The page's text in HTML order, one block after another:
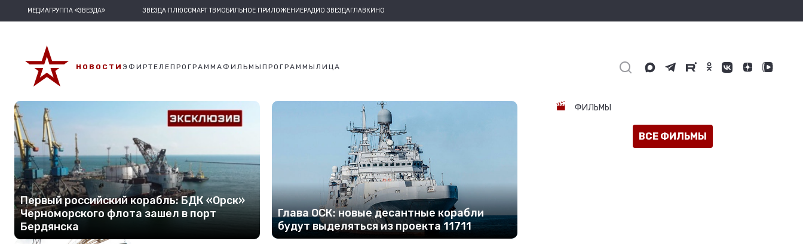
МЕДИАГРУППА «ЗВЕЗДА» ЗВЕЗДА ПЛЮССМАРТ ТВМОБИЛЬНОЕ ПРИЛОЖЕНИЕРАДИО ЗВЕЗДАГЛАВКИНО
НОВОСТИ ЭФИРТЕЛЕПРОГРАММАФИЛЬМЫ ПРОГРАММЫ ЛИЦА
Первый российский корабль: БДК «Орск»
Черноморского флота зашел в порт
Бердянска
Глава ОСК: новые десантные корабли
будут выделяться из проекта 11711
ФИЛЬМЫ
ВСЕ ФИЛЬМЫ